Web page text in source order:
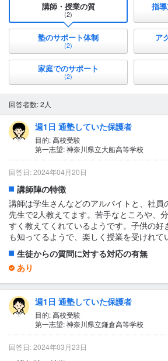
講師・授業の質
(2)
指
塾のサポート体制
(2)
ア
家庭でのサポート
(2)
回答者数: 2人
週1日 通塾していた保護者
目的: 高校受験
第一志望: 神奈川県立大船高等学校
回答日: 2024年04月20日
講師陣の特徴
講師は学生さんなどのアルバイトと、社員
先生で2人教えてます。苦手なところや、
すく教えてくれているようです。子供の好
も知ってるようで、楽しく授業を受けれて
生徒からの質問に対する対応の有無
あり
定期的テスト対策を聞くと、対策プリント
1日あたりの授業時間について
1〜2時間
授業の形式・流れ・雰囲気
はじめに先生と個別授業を50分やります。
います。個別授業後に、単語、文法の問題
週1日 通塾していた保護者
目的: 高校受験
第一志望: 神奈川県立鎌倉高等学校
回答日: 2024年03月23日